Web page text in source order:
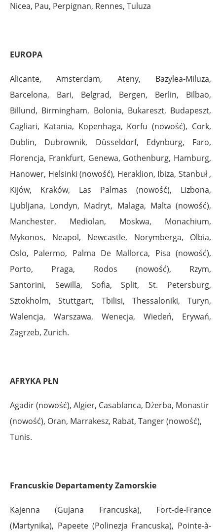
Nicea, Pau, Perpignan, Rennes, Tuluza
EUROPA
Alicante, Amsterdam, Ateny, Bazylea-Miluza,
Barcelona, Bari, Belgrad, Bergen, Berlin, Bilbao,
Billund, Birmingham, Bolonia, Bukareszt, Budapeszt,
Cagliari, Katania, Kopenhaga, Korfu (nowość), Cork,
Dublin, Dubrownik, Düsseldorf, Edynburg, Faro,
Florencja, Frankfurt, Genewa, Gothenburg, Hamburg,
Hanower, Helsinki (nowość), Heraklion, Ibiza, Stanbuł ,
Kijów, Kraków, Las Palmas (nowość), Lizbona,
Ljubljana, Londyn, Madryt, Malaga, Malta (nowość),
Manchester, Mediolan, Moskwa, Monachium,
Mykonos, Neapol, Newcastle, Norymberga, Olbia,
Oslo, Palermo, Palma De Mallorca, Pisa (nowość),
Porto, Praga, Rodos (nowość), Rzym,
Santorini, Sewilla, Sofia, Split, St. Petersburg,
Sztokholm, Stuttgart, Tbilisi, Thessaloniki, Turyn,
Walencja, Warszawa, Wenecja, Wiedeń, Erywań,
Zagrzeb, Zurich.
AFRYKA PŁN
Agadir (nowość), Algier, Casablanca, Dżerba, Monastir
(nowość), Oran, Marrakesz, Rabat, Tanger (nowość),
Tunis.
Francuskie Departamenty Zamorskie
Kajenna (Gujana Francuska), Fort-de-France
(Martynika), Papeete (Polinezja Francuska), Pointe-à-